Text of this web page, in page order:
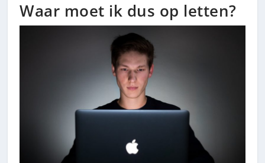
Waar moet ik dus op letten?